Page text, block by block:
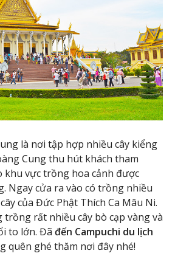
là nơi tập hợp nhiều cây kiểng
Cung thu hút khách tham
khu vực trồng hoa cảnh được
Ngay cửa ra vào có trồng nhiều
của Đức Phật Thích Ca Mâu Ni.
rất nhiều cây bò cạp vàng và
to lớn. Đã đến Campuchi du lịch
quên ghé thăm nơi đây nhé!